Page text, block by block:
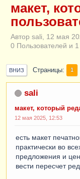
макет,
Автор sali, 12 мая
0 Пользователей и 1
ВНИЗ Страницы 1
sali
макет, который
12 мая 2025, 12:53
есть макет
практически во
предложения и
вести пересчет